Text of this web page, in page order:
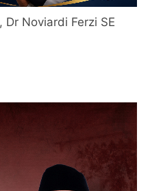
Noviardi Ferzi SE